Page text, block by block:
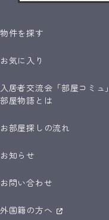
物件を探す
お気に入り
入居者交流会「部屋コミュ」
部屋物語とは
お部屋探しの流れ
お知らせ
お問い合わせ
外国籍の方へ